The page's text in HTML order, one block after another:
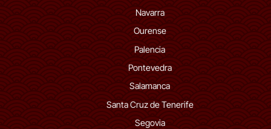
Navarra
Ourense
Palencia
Pontevedra
Salamanca
Santa Cruz de Tenerife
Segovia